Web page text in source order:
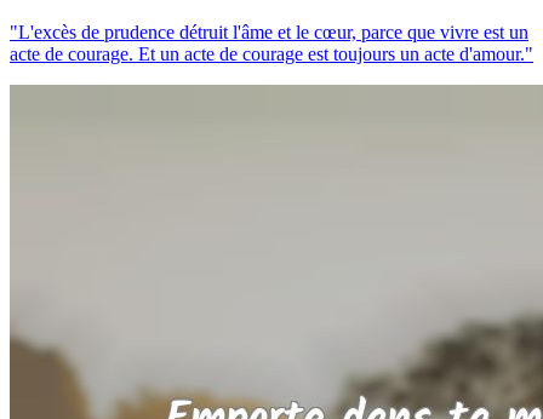
"L'excès de prudence détruit l'âme et le cœur, parce que vivre est un
acte de courage. Et un acte de courage est toujours un acte d'amour."